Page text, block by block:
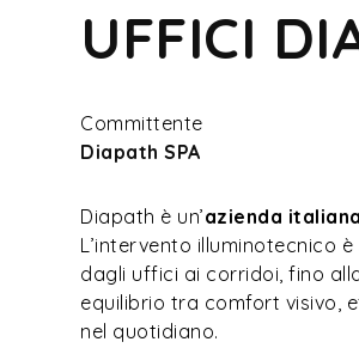
UFFICI
Committente
Diapath SPA
Diapath è un’azienda italiana
L’intervento illuminotecnico
dagli uffici ai corridoi, fino
equilibrio tra comfort visivo,
nel quotidiano.